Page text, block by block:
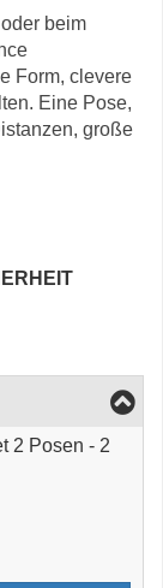
beim
Form, clevere
Eine Pose,
große
2 Posen - 2